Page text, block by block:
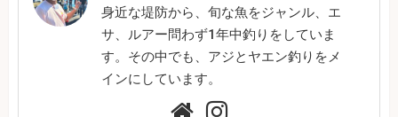
身近な堤防から、旬な魚をジャンル、エ
サ、ルアー問わず1年中釣りをしていま
す。その中でも、アジとヤエン釣りをメ
インにしています。